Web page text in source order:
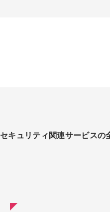
セキュリティ関連サービスの